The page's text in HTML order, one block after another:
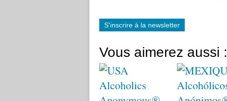
S'inscrire à la newsletter
Vous aimerez aussi :